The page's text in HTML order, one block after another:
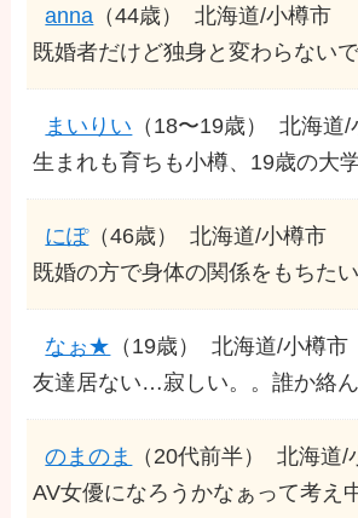
anna （44歳）
北海道/小樽市
既婚者だけど独身と変わらないで
まいりい （18〜19歳）
北海道/
生まれも育ちも小樽、19歳の大
にぽ（46歳）
北海道/小樽市
既婚の方で身体の関係をもちたい
なぉ★ （19歳）
北海道/小樽市
友達居ない…寂しい。。誰か絡
のまのま （20代前半）
北海道/
AV女優になろうかなぁって考え